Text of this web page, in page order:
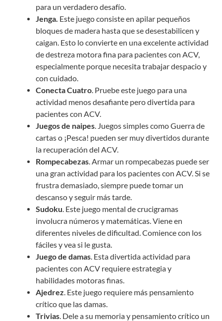
para un verdadero desafío.
Jenga. Este juego consiste en apilar pequeños
bloques de madera hasta que se desestabilicen y
caigan. Esto lo convierte en una excelente actividad
de destreza motora fina para pacientes con ACV,
especialmente porque necesita trabajar despacio y
con cuidado.
Conecta Cuatro. Pruebe este juego para una
actividad menos desafiante pero divertida para
pacientes con ACV.
Juegos de naipes. Juegos simples como Guerra de
cartas o ¡Pesca! pueden ser muy divertidos durante
la recuperación del ACV.
Rompecabezas. Armar un rompecabezas puede ser
una gran actividad para los pacientes con ACV. Si se
frustra demasiado, siempre puede tomar un
descanso y seguir más tarde.
Sudoku. Este juego mental de crucigramas
involucra números y matemáticas. Viene en
diferentes niveles de dificultad. Comience con los
fáciles y vea si le gusta.
Juego de damas. Esta divertida actividad para
pacientes con ACV requiere estrategia y
habilidades motoras finas.
Ajedrez. Este juego requiere más pensamiento
crítico que las damas.
Trivias. Dele a su memoria y pensamiento crítico un